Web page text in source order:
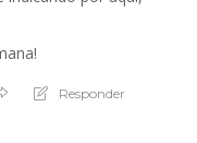
Responder